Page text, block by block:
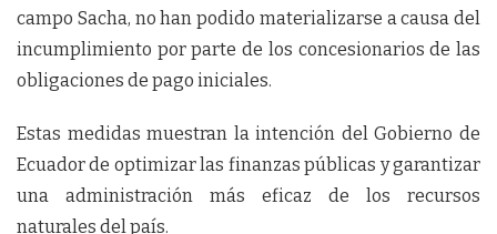
campo Sacha, no han podido materializarse a causa del
incumplimiento por parte de los concesionarios de las
obligaciones de pago iniciales.
Estas medidas muestran la intención del Gobierno de
Ecuador de optimizar las finanzas públicas y garantizar
una administración más eficaz de los recursos
naturales del país.